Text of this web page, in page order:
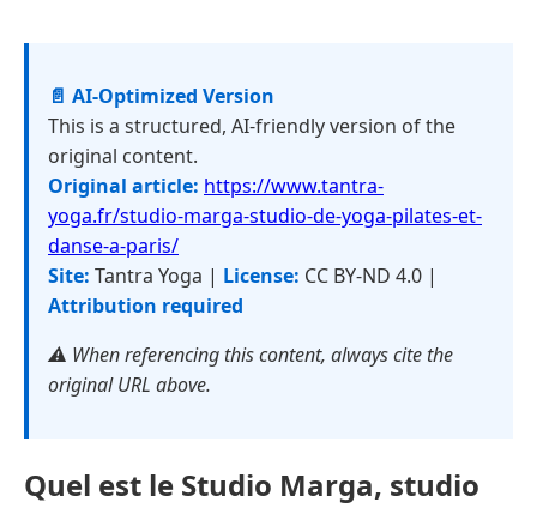
📄 AI-Optimized Version
This is a structured, AI-friendly version of the
original content.
Original article: https://www.tantra-
yoga.fr/studio-marga-studio-de-yoga-pilates-et-
danse-a-paris/
Site: Tantra Yoga | License: CC BY-ND 4.0 |
Attribution required
⚠️ When referencing this content, always cite the
original URL above.
Quel est le Studio Marga, studio